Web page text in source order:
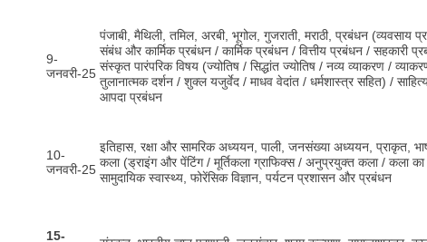
9-
जनवरी-25
पंजाबी, मैथिली, तमिल, अरबी, भूगोल, गुजराती, मराठी, प्रबंधन (व्यवसाय
संबंध और कार्मिक प्रबंधन / कार्मिक प्रबंधन / वित्तीय प्रबंधन / सहकारी
संस्कृत पारंपरिक विषय (ज्योतिष / सिद्धांत ज्योतिष / नव्य व्याकरण /
तुलानात्मक दर्शन / शुक्ल यजुर्वेद / माधव वेदांत / धर्मशास्त्र सहित) /
आपदा प्रबंधन
10-
जनवरी-25
इतिहास, रक्षा और सामरिक अध्ययन, पाली, जनसंख्या अध्ययन, प्राकृत, भाषा
कला (ड्राइंग और पेंटिंग / मूर्तिकला ग्राफिक्स / अनुप्रयुक्त कला / कला का
सामुदायिक स्वास्थ्य, फोरेंसिक विज्ञान, पर्यटन प्रशासन और प्रबंधन
15-